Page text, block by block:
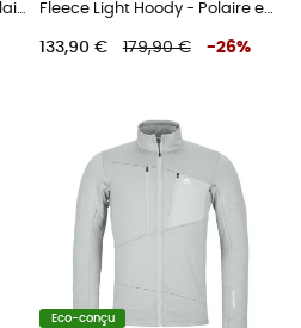
Fleece Light Grid Hoody - Polaire en laine mérinos femme Fleece Light Hoody - Polaire en laine mérinos homme
133,90 € 179,90 € -26%
Eco-conçu